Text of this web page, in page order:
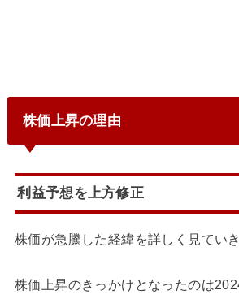
株価上昇の理由
利益予想を上方修正
株価が急騰した経緯を詳しく見てい
株価上昇のきっかけとなったのは